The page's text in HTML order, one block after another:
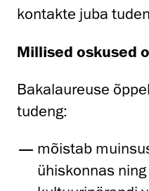
kontakte juba
Millised oskused
Bakalaureuse
tudeng:
mõistab
ühiskonnas